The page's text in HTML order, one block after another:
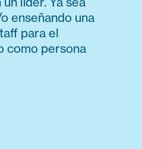
enseñando una
para el
como persona